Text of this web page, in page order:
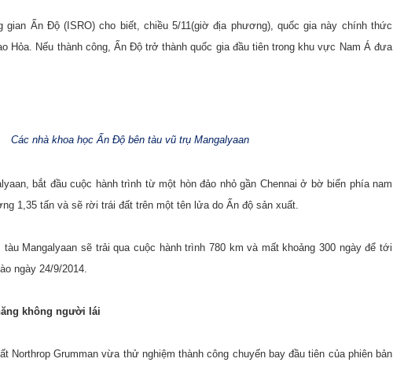
gian Ấn Độ (ISRO) cho biết, chiều 5/11(giờ địa phương), quốc gia này chính thức
Hỏa. Nếu thành công, Ấn Độ trở thành quốc gia đầu tiên trong khu vực Nam Á đưa
Các nhà khoa học Ấn Độ bên tàu vũ trụ Mangalyaan
bắt đầu cuộc hành trình từ một hòn đảo nhỏ gần Chennai ở bờ biển phía nam
1,35 tấn và sẽ rời trái đất trên một tên lửa do Ấn độ sản xuất.
Mangalyaan sẽ trải qua cuộc hành trình 780 km và mất khoảng 300 ngày để tới
ngày 24/9/2014.
không người lái
Northrop Grumman vừa thử nghiệm thành công chuyến bay đầu tiên của phiên bản